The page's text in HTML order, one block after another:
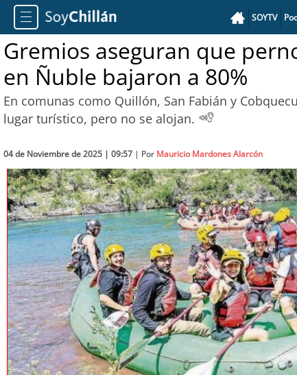
SOYTV
Gremios aseguran que
en Ñuble bajaron a 80%
En comunas como Quillón, San Fabián y
lugar turístico, pero no se alojan.
04 de Noviembre de 2025 | 09:57 | Por Mauricio Mardones Alarcón